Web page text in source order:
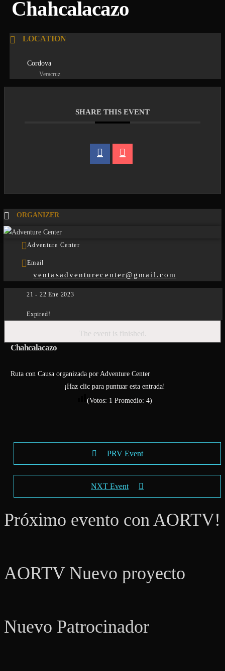
Chahcalacazo
LOCATION
Cordova
Veracruz
SHARE THIS EVENT
ORGANIZER
Adventure Center
Email
ventasadventurecenter@gmail.com
21 - 22 Ene 2023
Expired!
The event is finished.
Chahcalacazo
Ruta con Causa organizada por Adventure Center
¡Haz clic para puntuar esta entrada!
(Votos: 1 Promedio: 4)
PRV Event
NXT Event
Próximo evento con AORTV!
AORTV Nuevo proyecto
Nuevo Patrocinador